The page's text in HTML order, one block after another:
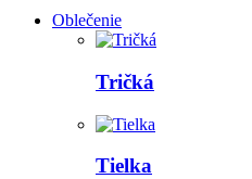
Oblečenie
Tričká
Tielka